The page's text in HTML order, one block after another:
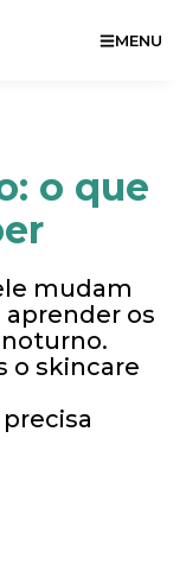
MENU
o que
mudam
aprender os
o skincare